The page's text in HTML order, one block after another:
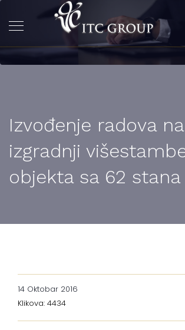
Izvođenje radova na
izgradnji
objekta sa 62 stana
14 Oktobar 2016
Klikova: 4434